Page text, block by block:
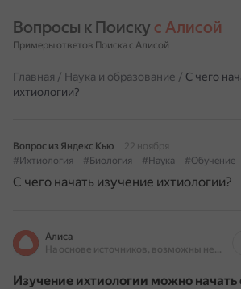
Вопросы к Поиску с Алисой
Примеры ответов Поиска с Алисой
Главная / Наука и образование / С чего
ихтиологии?
Вопрос из Яндекс Кью
22 ноября
#Ихтиология
#Биология #Наука #Обучение
С чего начать изучение ихтиологии?
Алиса
На основе источников, возможны неточности
Изучение ихтиологии можно начать